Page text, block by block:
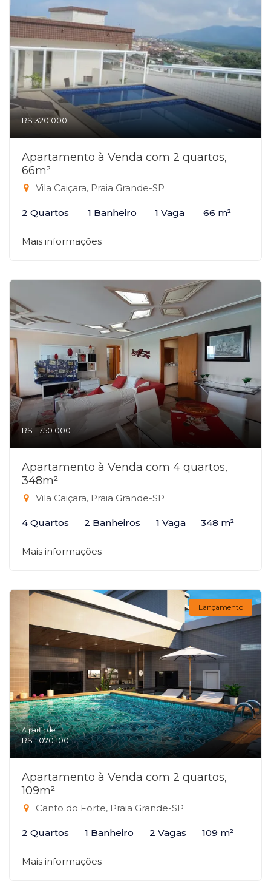
R$ 320.000
Apartamento à Venda com 2 quartos,
66m²
Vila Caiçara, Praia Grande-SP
2 Quartos 1 Banheiro 1 Vaga 66 m²
Mais informações
R$ 1.750.000
Apartamento à Venda com 4 quartos,
348m²
Vila Caiçara, Praia Grande-SP
4 Quartos 2 Banheiros 1 Vaga 348 m²
Mais informações
Lançamento
A partir de:
R$ 1.070.100
Apartamento à Venda com 2 quartos,
109m²
Canto do Forte, Praia Grande-SP
2 Quartos 1 Banheiro 2 Vagas 109 m²
Mais informações